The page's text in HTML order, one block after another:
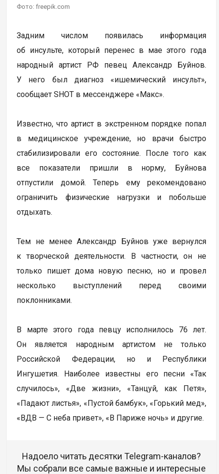
Фото: freepik.com
Задним числом появилась информация
об инсульте, который перенес в мае этого года
народный артист РФ певец Александр Буйнов.
У него был диагноз «ишемический инсульт»,
сообщает SHOT в мессенджере «Макс».
Известно, что артист в экстренном порядке попал
в медицинское учреждение, но врачи быстро
стабилизировали его состояние. После того как
все показатели пришли в норму, Буйнова
отпустили домой. Теперь ему рекомендовано
ограничить физические нагрузки и побольше
отдыхать.
Тем не менее Александр Буйнов уже вернулся
к творческой деятельности. В частности, он не
только пишет дома новую песню, но и провел
несколько выступлений перед своими
поклонниками.
В марте этого года певцу исполнилось 76 лет.
Он является народным артистом не только
Российской Федерации, но и Республики
Ингушетия. Наиболее известны его песни «Так
случилось», «Две жизни», «Танцуй, как Петя»,
«Падают листья», «Пустой бамбук», «Горький мед»,
«ВДВ — С неба привет», «В Париже ночь» и другие.
Надоело читать десятки Telegram-каналов?
Мы собрали все самые важные и интересные